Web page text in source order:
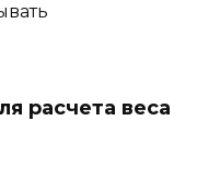
расчета веса